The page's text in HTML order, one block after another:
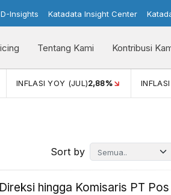
D-Insights Katadata Insight Center
Tentang Kami Kontribusi
INFLASI YOY (JUL)2,88%
Sort by
hingga Komisaris PT Pos